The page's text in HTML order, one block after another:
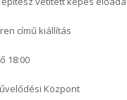
című kiállítás
18:00
Központ